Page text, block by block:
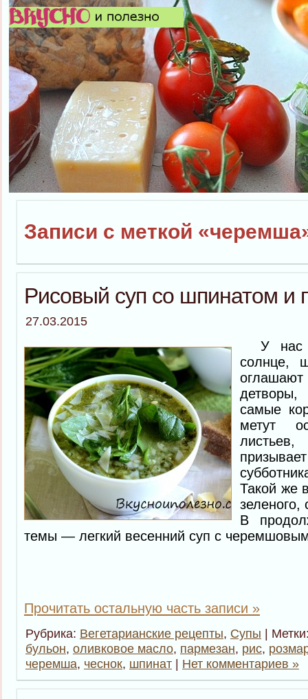
Записи с меткой
Рисовый суп со шпинатом и
27.03.2015
У нас
солнце,
самые
метут
Такой же
зеленого,
В
темы — легкий весенний суп с
Прочитать остальную часть записи »
Рубрика: Вегетарианские рецепты, Супы |
бульон, оливковое масло, пармезан, рис,
черемша, чеснок, шпинат | Нет комментариев »